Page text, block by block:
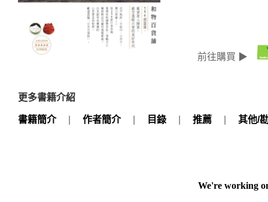
前往購買 ▶
更多書籍介紹
書籍簡介 作者簡介 目錄 推薦 其他/